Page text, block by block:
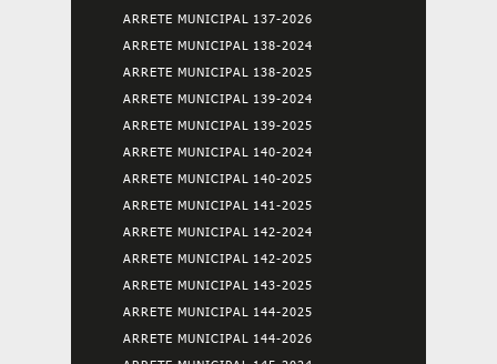
ARRETE MUNICIPAL 137-2026
ARRETE MUNICIPAL 138-2024
ARRETE MUNICIPAL 138-2025
ARRETE MUNICIPAL 139-2024
ARRETE MUNICIPAL 139-2025
ARRETE MUNICIPAL 140-2024
ARRETE MUNICIPAL 140-2025
ARRETE MUNICIPAL 141-2025
ARRETE MUNICIPAL 142-2024
ARRETE MUNICIPAL 142-2025
ARRETE MUNICIPAL 143-2025
ARRETE MUNICIPAL 144-2025
ARRETE MUNICIPAL 144-2026